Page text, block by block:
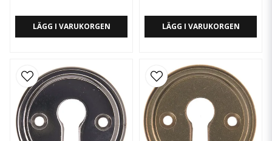
LÄGG I VARUKORGEN LÄGG I VARUKORGEN